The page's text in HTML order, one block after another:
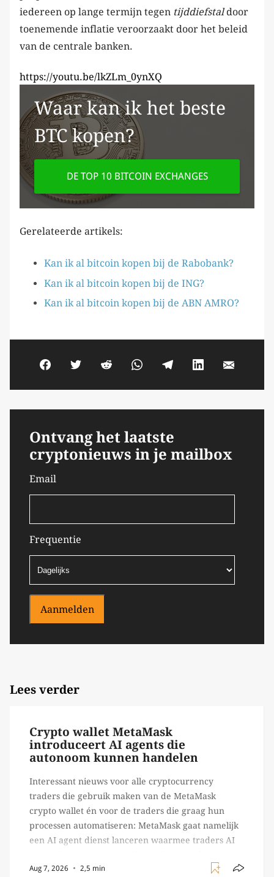
iedereen op lange termijn tegen tijddiefstaldoor
toenemende inflatie veroorzaakt door het beleid
van de centrale banken.
https://youtu.be/lkZLm_0ynXQ
Waar kan ik het beste
BTC kopen?
DE TOP 10 BITCOIN EXCHANGES
Gerelateerde artikels:
Kan ik al bitcoin kopen bij de Rabobank?
Kan ik al bitcoin kopen bij de ING?
Kan ik al bitcoin kopen bij de ABN AMRO?
Ontvang het laatste
cryptonieuws in je mailbox
Email
Frequentie
Aanmelden
Lees verder
Crypto wallet MetaMask
introduceert AI agents die
autonoom kunnen handelen
Interessant nieuws voor alle cryptocurrency
traders die gebruik maken van de MetaMask
crypto wallet én voor de traders die graag hun
processen automatiseren: MetaMask gaat namelijk
een AI agent dienst lanceren waarmee traders AI
verrichten, zoals het daadwerkelijk uitvoeren van
Aug 7, 2026 2,5 min